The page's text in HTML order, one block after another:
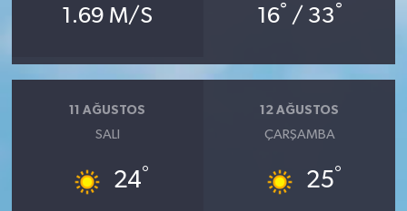
1.69 M/S 16° / 33°
11 AĞUSTOS
SALI
24°
12 AĞUSTOS
ÇARŞAMBA
25°